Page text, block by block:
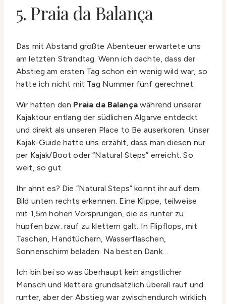
5. Praia da Balança
Das mit Abstand größte Abenteuer erwartete uns
am letzten Strandtag. Wenn ich dachte, dass der
Abstieg am ersten Tag schon ein wenig wild war, so
hatte ich nicht mit Tag Nummer fünf gerechnet.
Wir hatten den Praia da Balançawährend unserer
Kajaktour entlang der südlichen Algarve entdeckt
und direkt als unseren Place to Be auserkoren. Unser
Kajak-Guide hatte uns erzählt, dass man diesen nur
per Kajak/Boot oder “Natural Steps” erreicht. So
weit, so gut.
Ihr ahnt es? Die “Natural Steps” könnt ihr auf dem
Bild unten rechts erkennen. Eine Klippe, teilweise
mit 1,5m hohen Vorsprüngen, die es runter zu
hüpfen bzw. rauf zu klettern galt. In Flipflops, mit
Taschen, Handtüchern, Wasserflaschen,
Sonnenschirm beladen. Na besten Dank…
Ich bin bei so was überhaupt kein ängstlicher
Mensch und klettere grundsätzlich überall rauf und
runter, aber der Abstieg war zwischendurch wirklich